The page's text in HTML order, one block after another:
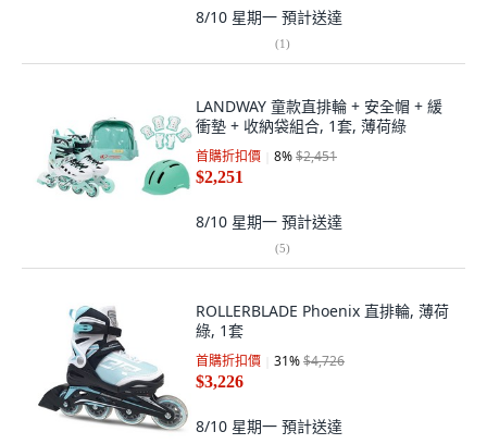
8/10 星期一 預計送達
(1)
LANDWAY 童款直排輪 + 安全帽 + 緩
衝墊 + 收納袋組合, 1套, 薄荷綠
首購折扣價 8%$2,451
$2,251
8/10 星期一 預計送達
(5)
ROLLERBLADE Phoenix 直排輪, 薄荷
綠, 1套
首購折扣價 31%$4,726
$3,226
8/10 星期一 預計送達